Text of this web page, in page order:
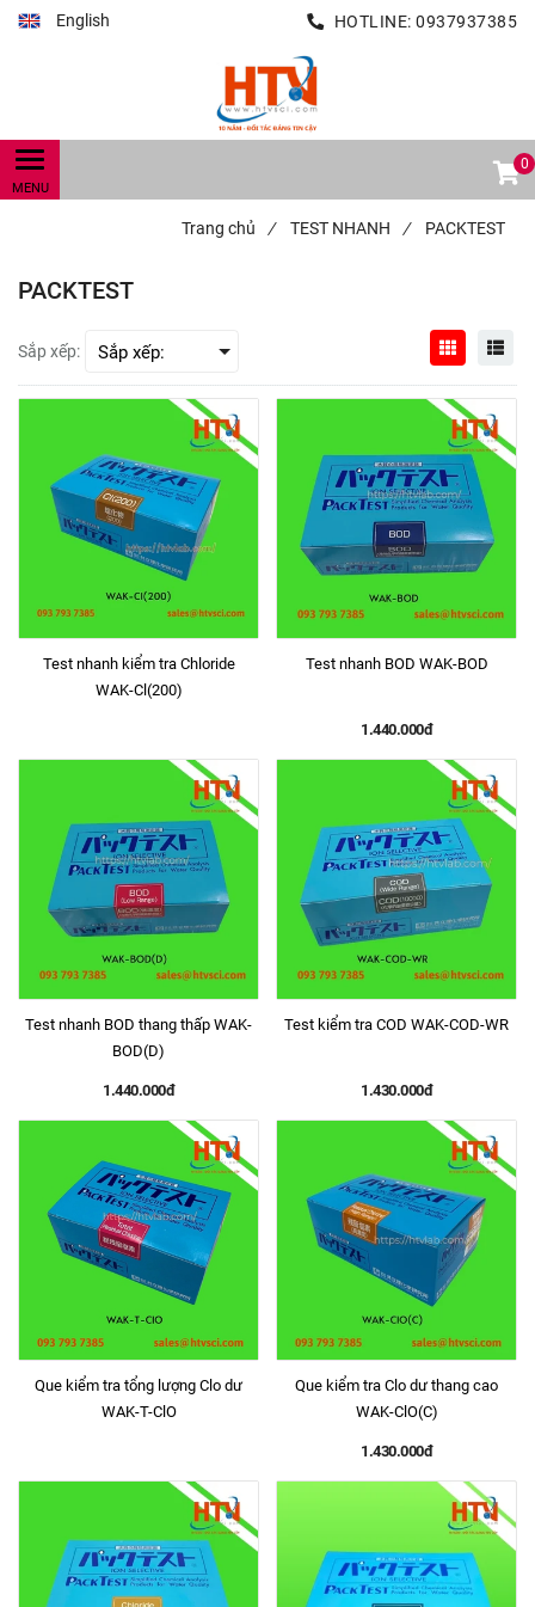
English HOTLINE: 0937937385
0
Trang chủ / TEST NHANH / PACKTEST
PACKTEST
Sắp xếp:
Test nhanh kiểm tra Chloride
WAK-Cl(200)
Test nhanh BOD WAK-BOD
1.440.000đ
Test nhanh BOD thang thấp WAK-
BOD(D)
1.440.000đ
Test kiểm tra COD WAK-COD-WR
1.430.000đ
Que kiểm tra tổng lượng Clo dư
WAK-T-ClO
Que kiểm tra Clo dư thang cao
WAK-ClO(C)
1.430.000đ